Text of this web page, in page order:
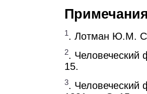
1. Лотман Ю.М.
2
.
15.
3. Человеческий